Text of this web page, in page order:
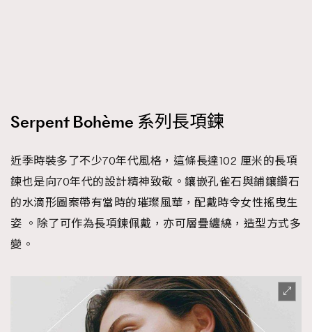
Serpent Bohème 系列長項鍊
近季時裝多了不少70年代風格，這條長達102 厘米的長項
鍊也是向70年代的設計精神致敬。鑲嵌孔雀石與鋪鑲鑽石
的水滴形圖案帶有當時的璀璨風華，配戴時令女性搖曳生
姿 。除了可作為長項鍊佩戴，亦可層疊纏繞，造型方式多
變。